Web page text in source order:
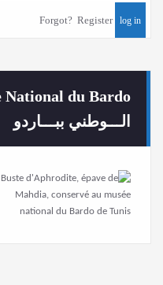
Forgot? Register
الـــوطني ببـــاردو